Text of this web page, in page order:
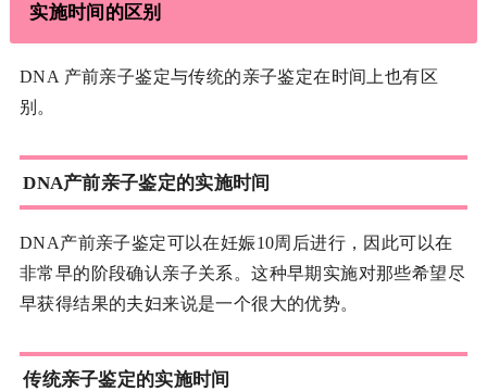
实施时间的区别
DNA 产前亲子鉴定与传统的亲子鉴定在时间上也有区
别。
DNA产前亲子鉴定的实施时间
DNA产前亲子鉴定可以在妊娠10周后进行，因此可以在
非常早的阶段确认亲子关系。这种早期实施对那些希望尽
早获得结果的夫妇来说是一个很大的优势。
传统亲子鉴定的实施时间